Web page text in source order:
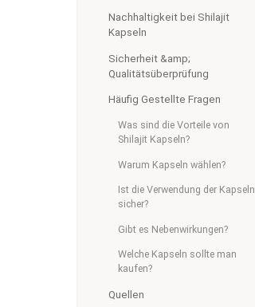
Nachhaltigkeit bei Shilajit
Kapseln
Sicherheit &amp;
Qualitätsüberprüfung
Häufig Gestellte Fragen
Was sind die Vorteile von
Shilajit Kapseln?
Warum Kapseln wählen?
Ist die Verwendung der Kapseln
sicher?
Gibt es Nebenwirkungen?
Welche Kapseln sollte man
kaufen?
Quellen